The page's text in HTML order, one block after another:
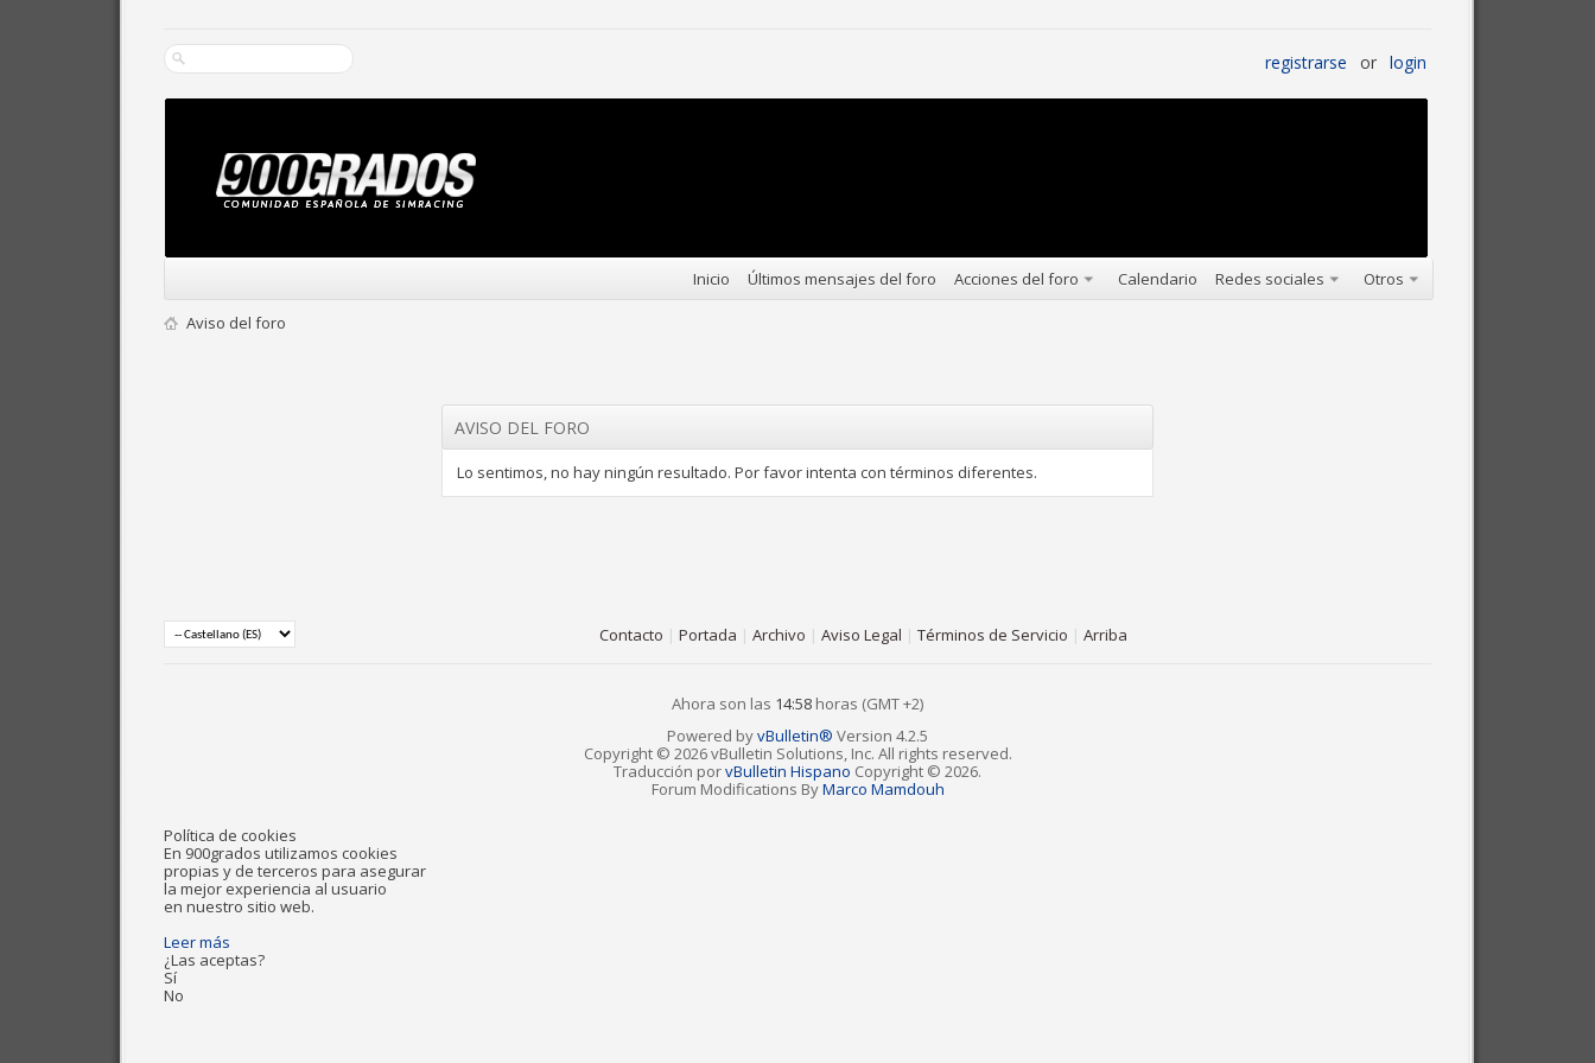
registrarse or login
Inicio Últimos mensajes del foro Acciones del foro Calendario Redes sociales Otros
Aviso del foro
AVISO DEL FORO
Lo sentimos, no hay ningún resultado. Por favor intenta con términos diferentes.
Contacto | Portada | Archivo | Aviso Legal | Términos de Servicio | Arriba
Ahora son las 14:58 horas (GMT +2)
Powered byvBulletin® Version 4.2.5
Copyright © 2026 vBulletin Solutions, Inc. All rights reserved.
Traducción porvBulletin Hispano Copyright © 2026.
Forum Modifications ByMarco Mamdouh
Política de cookies
En 900grados utilizamos cookies
propias y de terceros para asegurar
la mejor experiencia al usuario
en nuestro sitio web.
Leer más
¿Las aceptas?
Sí
No